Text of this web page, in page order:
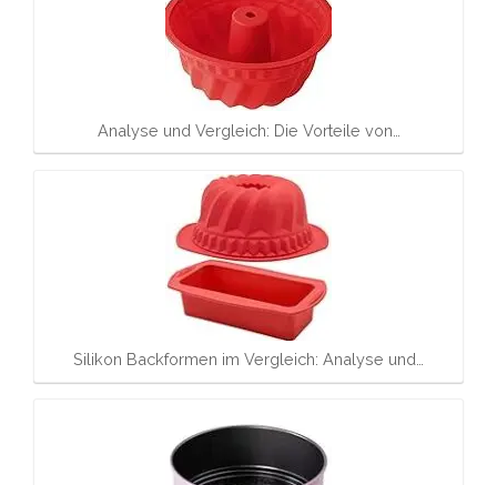
Analyse und Vergleich: Die Vorteile von…
Silikon Backformen im Vergleich: Analyse und…